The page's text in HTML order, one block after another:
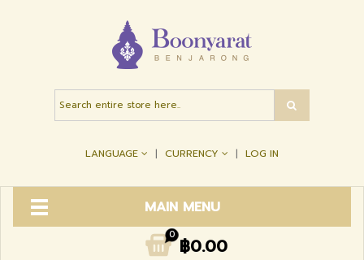
LANGUAGE CURRENCY LOG IN
MAIN MENU
0 ฿0.00